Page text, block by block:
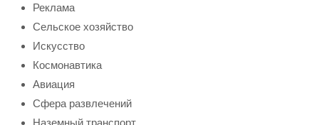
Реклама
Сельское хозяйство
Искусство
Космонавтика
Авиация
Сфера развлечений
Наземный транспорт